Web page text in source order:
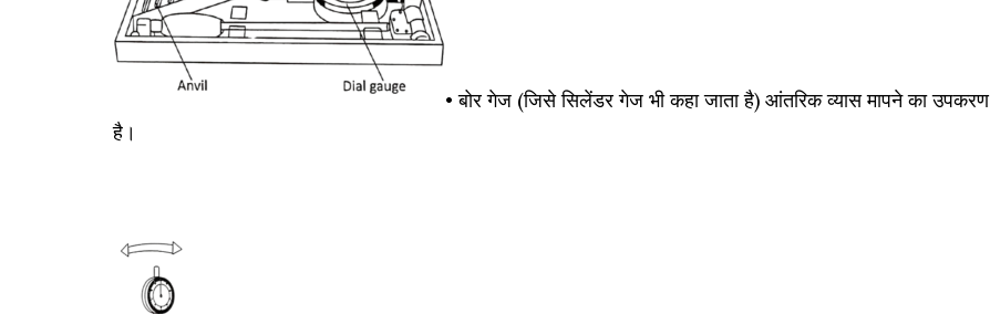
• बोर गेज (जिसे सिलेंडर गेज भी कहा जाता है) आंतरिक व्यास मापने का उपकरण
है।